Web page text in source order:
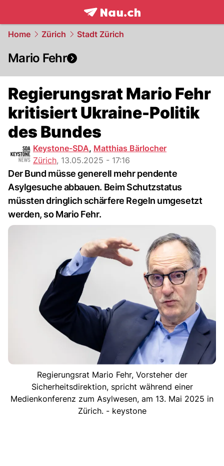
frontpage.NAU.ch
Home Zürich Stadt Zürich
Mario Fehr
Regierungsrat Mario Fehr
kritisiert Ukraine-Politik
des Bundes
Keystone-SDA, Matthias Bärlocher
Zürich, 13.05.2025 - 17:16
Der Bund müsse generell mehr pendente
Asylgesuche abbauen. Beim Schutzstatus
müssten dringlich schärfere Regeln umgesetzt
werden, so Mario Fehr.
Regierungsrat Mario Fehr, Vorsteher der
Sicherheitsdirektion, spricht während einer
Medienkonferenz zum Asylwesen, am 13. Mai 2025 in
Zürich. - keystone